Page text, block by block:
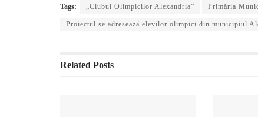
Tags: „Clubul Olimpicilor Alexandria” Primăria
Proiectul se adresează elevilor olimpici din municipiul
Related Posts